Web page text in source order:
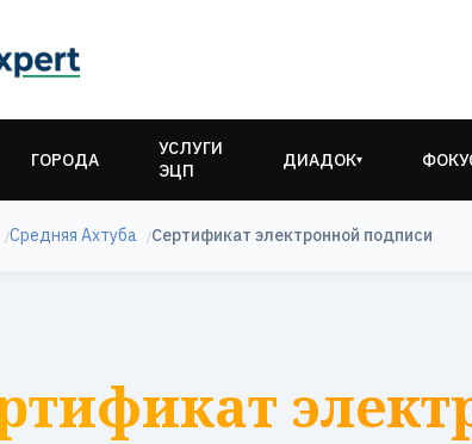
ГОРОДА
УСЛУГИ
ЭЦП
ДИАДОК▾
Средняя Ахтуба Сертификат электронной подписи